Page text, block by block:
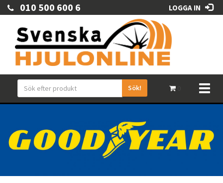
010 500 600 6 LOGGA IN
Sök!